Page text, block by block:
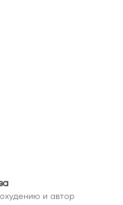
и автор